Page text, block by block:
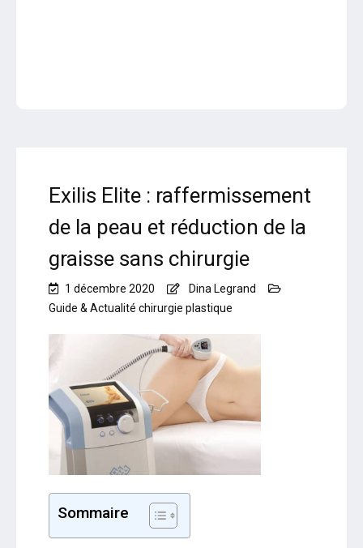
Exilis Elite : raffermissement
de la peau et réduction de la
graisse sans chirurgie
1 décembre 2020
Dina Legrand
Guide & Actualité chirurgie plastique
Sommaire